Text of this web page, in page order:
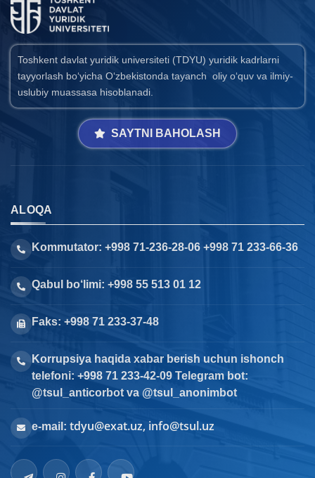
Toshkent davlat yuridik universiteti (TDYU) yuridik kadrlarni
tayyorlash bo‘yicha O‘zbekistonda tayanch oliy o‘quv va ilmiy-
uslubiy muassasa hisoblanadi.
SAYTNI BAHOLASH
ALOQA
Kommutator: +998 71-236-28-06 +998 71 233-66-36
Qabul bo‘limi: +998 55 513 01 12
Faks: +998 71 233-37-48
Korrupsiya haqida xabar berish uchun ishonch
telefoni: +998 71 233-42-09 Telegram bot:
@tsul_anticorbot va @tsul_anonimbot
e-mail: tdyu@exat.uz, info@tsul.uz